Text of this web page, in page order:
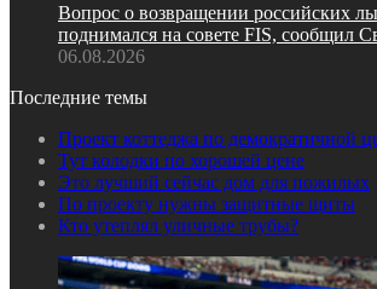
Вопрос о возвращении российских
поднимался на совете FIS, сообщил
06.08.2026
Последние темы
Проект коттеджа по демократичной
Тут колодки по хорошей цене
Это лучший сейчас дом для пожилых
По проекту нужны защитные щиты
Кто утеплял уличные трубы?